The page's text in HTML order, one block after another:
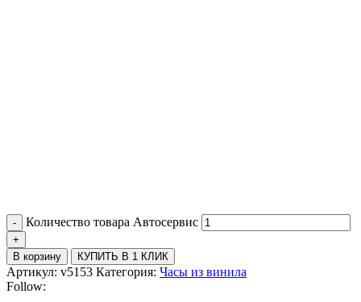
Количество товара Автосервис
В корзину КУПИТЬ В 1 КЛИК
Артикул: v5153 Категория: Часы из винила
Follow: